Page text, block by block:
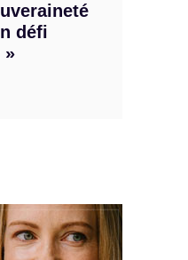
défi
»